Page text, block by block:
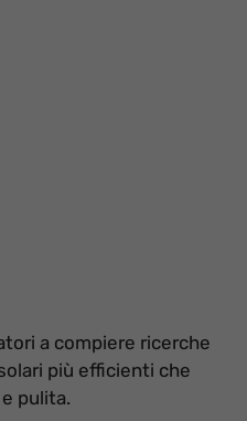
a compiere ricerche
più efficienti che
pulita.